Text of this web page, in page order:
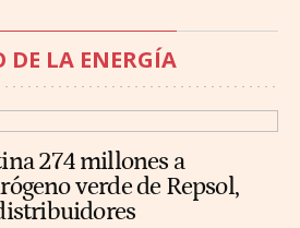
DE LA ENERGÍA
274 millones a
verde de Repsol,